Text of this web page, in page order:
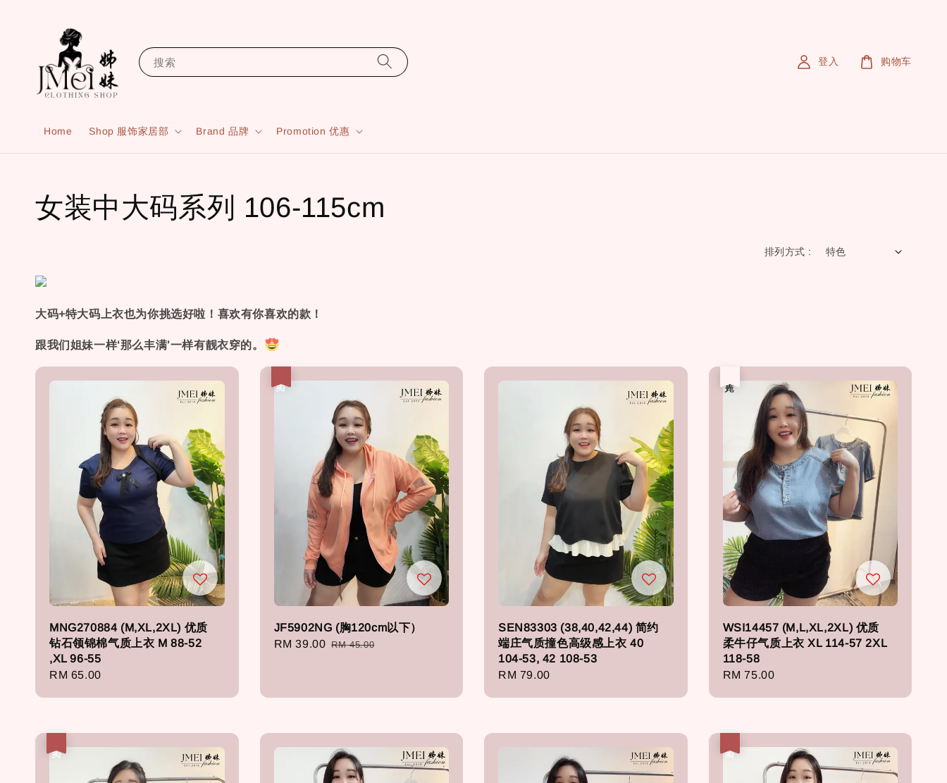
搜索
Home Shop 服饰家居部 Brand 品牌 Promotion 优惠
登入 购物车
女装中大码系列 106-115cm
排列方式 :
大码+特大码上衣也为你挑选好啦！喜欢有你喜欢的款！
跟我们姐妹一样‘那么丰满’一样有靓衣穿的。
MNG270884 (M,XL,2XL) 优质
钻石领锦棉气质上衣 M 88-52
,XL 96-55
Regular
RM 65.00
JF5902NG (胸120cm以下）
Sale
RM 39.00 Regular
RM 45.00
SEN83303 (38,40,42,44) 简约
端庄气质撞色高级感上衣 40
104-53, 42 108-53
Regular
RM 79.00
WSI14457 (M,L,XL,2XL) 优质
柔牛仔气质上衣 XL 114-57 2XL
118-58
Regular
RM 75.00